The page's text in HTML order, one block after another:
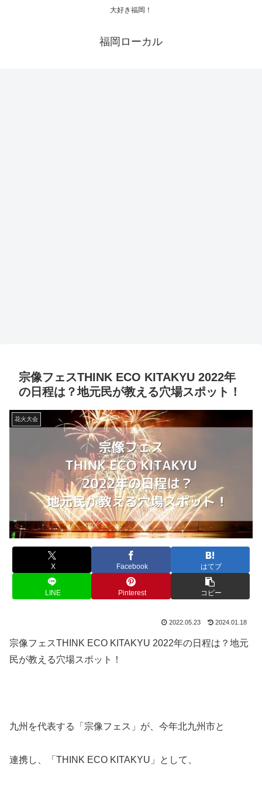
大好き福岡！
福岡ローカル
宗像フェスTHINK ECO KITAKYU 2022年
の日程は？地元民が教える穴場スポット！
花火大会
X Facebook はてブ
LINE Pinterest コピー
2022.05.23 2024.01.18
宗像フェスTHINK ECO KITAKYU 2022年の日程は？地元
民が教える穴場スポット！
九州を代表する「宗像フェス」が、今年北九州市と
連携し、「THINK ECO KITAKYU」として、